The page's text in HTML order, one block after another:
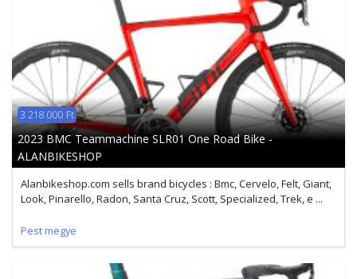
3 218 000 Ft
2023 BMC Teammachine SLR01 One Road Bike -
ALANBIKESHOP
Alanbikeshop.com sells brand bicycles : Bmc, Cervelo, Felt, Giant,
Look, Pinarello, Radon, Santa Cruz, Scott, Specialized, Trek, e ...
Pest megye